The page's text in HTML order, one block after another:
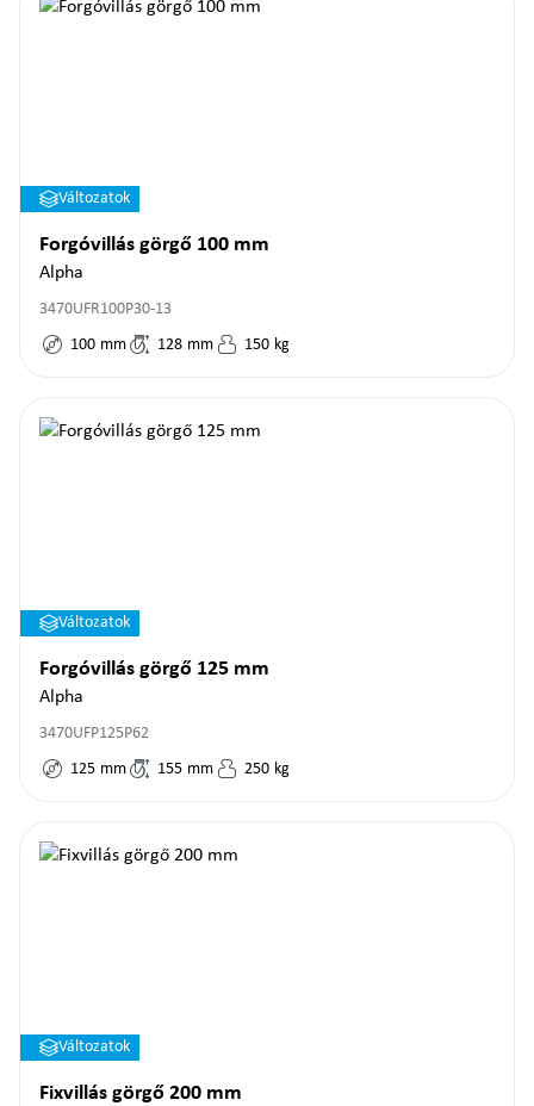
Változatok
Forgóvillás görgő 100 mm
Alpha
3470UFR100P30-13
100 mm 128 mm 150 kg
Változatok
Forgóvillás görgő 125 mm
Alpha
3470UFP125P62
125 mm 155 mm 250 kg
Változatok
Fixvillás görgő 200 mm